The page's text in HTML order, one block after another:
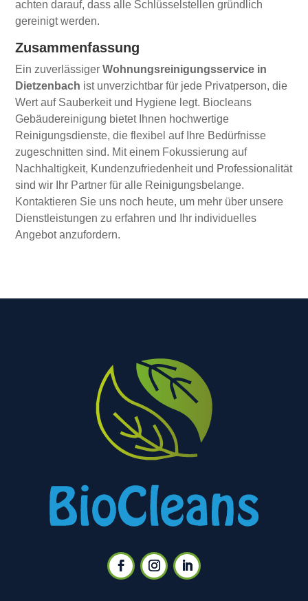
achten darauf, dass alle Schlüsselstellen gründlich
gereinigt werden.
Zusammenfassung
Ein zuverlässigerWohnungsreinigungsservice in
Dietzenbach ist unverzichtbar für jede Privatperson, die
Wert auf Sauberkeit und Hygiene legt. Biocleans
Gebäudereinigung bietet Ihnen hochwertige
Reinigungsdienste, die flexibel auf Ihre Bedürfnisse
zugeschnitten sind. Mit einem Fokussierung auf
Nachhaltigkeit, Kundenzufriedenheit und Professionalität
sind wir Ihr Partner für alle Reinigungsbelange.
Kontaktieren Sie uns noch heute, um mehr über unsere
Dienstleistungen zu erfahren und Ihr individuelles
Angebot anzufordern.